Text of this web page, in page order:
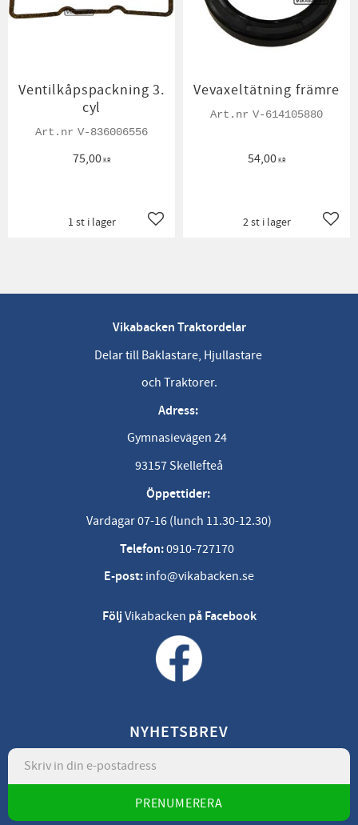
Ventilkåpspackning 3.
cyl
V-836006556
75,00KR
Lägg till i favoriter
1 st i lager
Vevaxeltätning främre
V-614105880
54,00KR
2 st i lager
Vikabacken Traktordelar
Delar till Baklastare, Hjullastare
och Traktorer.
Adress:
Gymnasievägen 24
93157 Skellefteå
Öppettider:
Vardagar 07-16 (lunch 11.30-12.30)
Telefon:0910-727170
E-post: info@vikabacken.se
FöljVikabacken på Facebook
NYHETSBREV
PRENUMERERA